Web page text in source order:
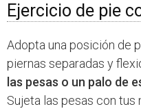
Ejercicio de pie
Adopta una posición de
piernas separadas y
las pesas o un palo de
Sujeta las pesas con tus